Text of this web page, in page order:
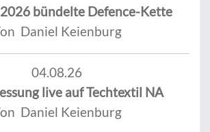
bündelte Defence-Kette
Daniel Keienburg
04.08.26
live auf Techtextil NA
Daniel Keienburg